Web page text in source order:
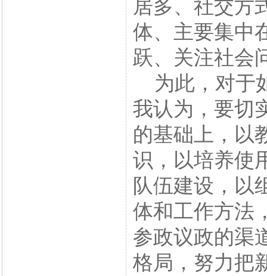
居多、社交方
体、主要集中
跃、关注社会
为此，对于
我认为，要切
的基础上，以
识，以培养使
队伍建设，以
体和工作方法
参政议政的渠
格局，努力把